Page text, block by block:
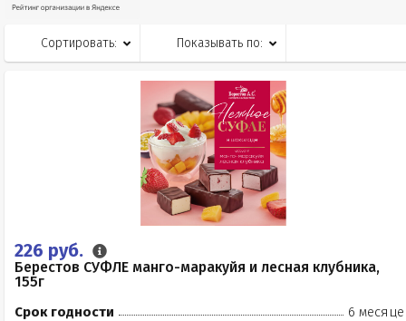
Сортировать: Показывать по:
226 руб.
Берестов СУФЛЕ манго-маракуйя и лесная клубника,
155г
Срок годности
6